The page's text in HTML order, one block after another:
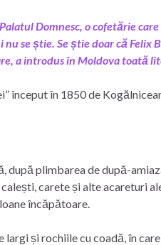
Domnesc, o cofetărie
se știe. Se știe doar că Felix
a introdus în Moldova toată
început în 1850 de
după plimbarea de după-
carete și alte acareturi
încăpătoare.
și rochiile cu coadă, în